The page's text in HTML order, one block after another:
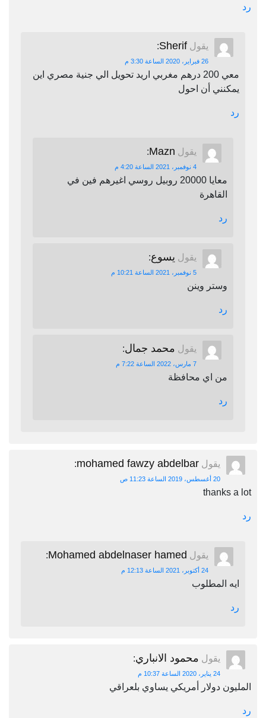
رد
يقول Sherif
:
26 فبراير، 2020 الساعة 3:30 م
معي 200 درهم مغربي اريد تحويل الي جنية مصري اين
يمكنني أن احول
رد
يقول Mazn
:
4 نوفمبر، 2021 الساعة 4:20 م
معايا 20000 روبيل روسي اغيرهم فين في
القاهرة
رد
يقول يسوع:
5 نوفمبر، 2021 الساعة 10:21 م
وستر وينن
رد
يقول محمد جمال:
7 مارس، 2022 الساعة 7:22 م
من اي محافظة
رد
يقول mohamed fawzy abdelbar
:
20 أغسطس، 2019 الساعة 11:23 ص
thanks a lot
رد
يقول Mohamed abdelnaser hamed
:
24 أكتوبر، 2021 الساعة 12:13 م
ايه المطلوب
رد
يقول محمود الانباري:
24 يناير، 2020 الساعة 10:37 م
المليون دولار أمريكي يساوي بلعراقي
رد